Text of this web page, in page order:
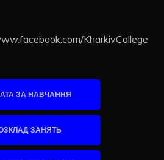
KharkivCollege
ЗА НАВЧАННЯ
ЗАНЯТЬ